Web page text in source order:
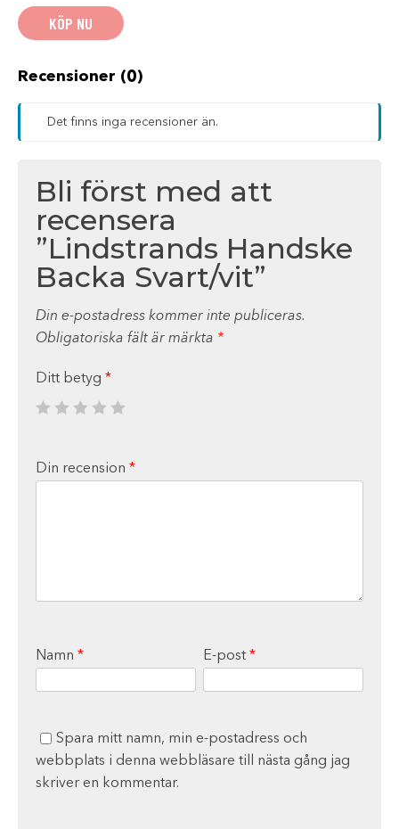
mängd
KÖP NU
Recensioner (0)
Det finns inga recensioner än.
Bli först med att
recensera
”Lindstrands Handske
Backa Svart/vit”
Din e-postadress kommer inte publiceras.
Obligatoriska fält är märkta *
Ditt betyg *
Din recension *
Namn * E-post *
Spara mitt namn, min e-postadress och
webbplats i denna webbläsare till nästa gång jag
skriver en kommentar.